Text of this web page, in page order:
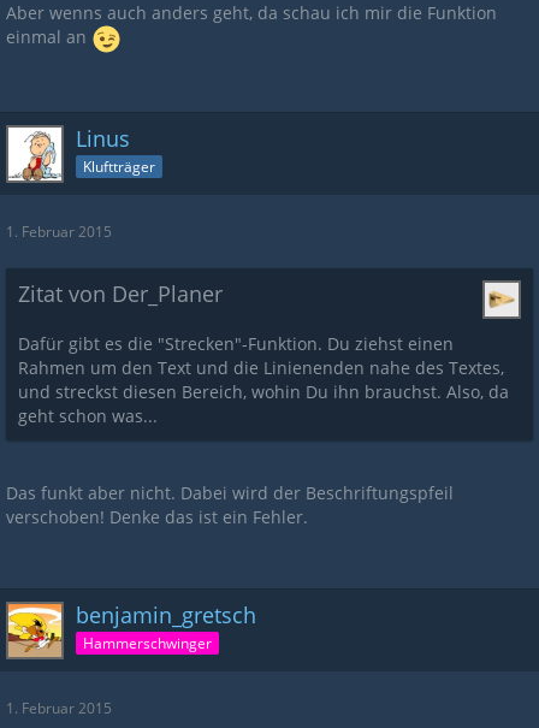
Aber wenns auch anders geht, da schau ich mir die Funktion
einmal an
Linus
Kluftträger
1. Februar 2015
Zitat von Der_Planer
Dafür gibt es die "Strecken"-Funktion. Du ziehst einen
Rahmen um den Text und die Linienenden nahe des Textes,
und streckst diesen Bereich, wohin Du ihn brauchst. Also, da
geht schon was...
Das funkt aber nicht. Dabei wird der Beschriftungspfeil
verschoben! Denke das ist ein Fehler.
benjamin_gretsch
Hammerschwinger
1. Februar 2015